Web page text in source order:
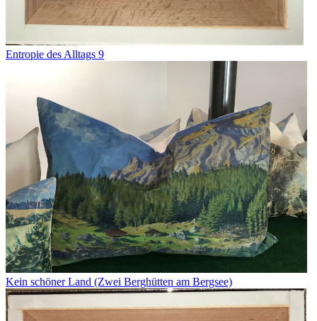
Entropie des Alltags 9
Kein schöner Land (Zwei Berghütten am Bergsee)